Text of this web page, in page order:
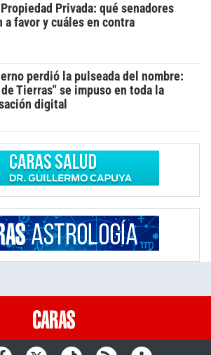
Privada: qué senadores
a favor y cuáles en contra
perdió la pulseada del nombre:
de Tierras" se impuso en toda la
digital